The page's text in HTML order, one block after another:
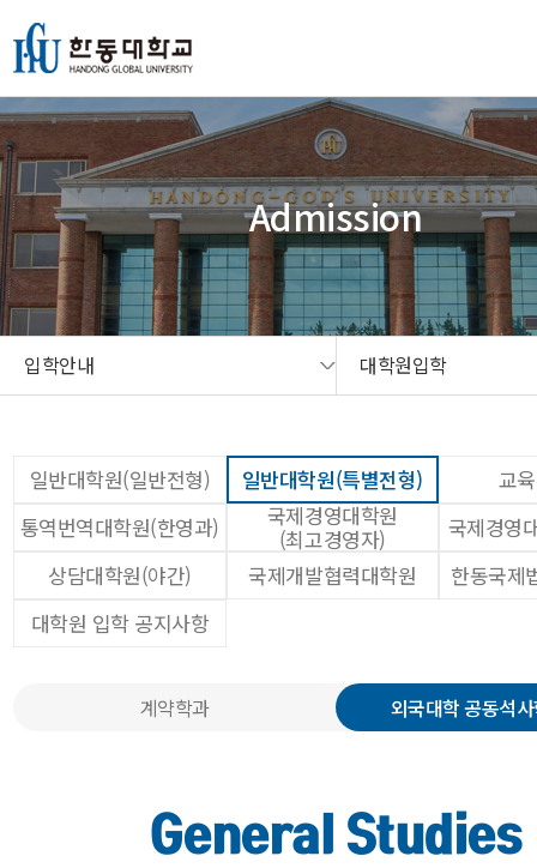
Admission
입학안내 대학원입학
일반대학원(일반전형) 일반대학원(특별전형)
교
통역번역대학원(한영과)
국제경영대학원
(최고경영자)
국제경영
상담대학원(야간)
국제개발협력대학원
한동국제
대학원 입학 공지사항
계약학과 외국대학 공동석
General Studies